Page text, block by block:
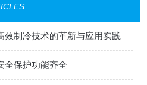
效制冷技术的革新与应用实践
全保护功能齐全